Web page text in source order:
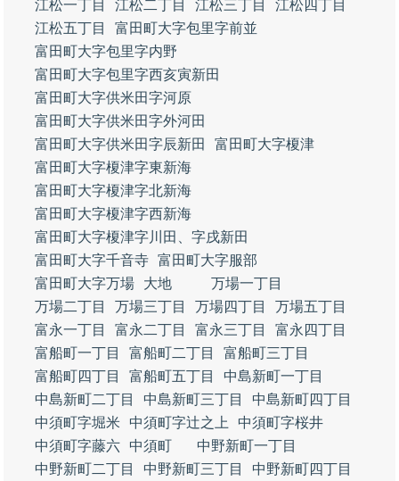
江松一丁目
江松二丁目 江松三丁目
江松四丁目
江松五丁目
富田町大字包里字前並
富田町大字包里字内野
富田町大字包里字西亥寅新田
富田町大字供米田字河原
富田町大字供米田字外河田
富田町大字供米田字辰新田
富田町大字榎津
富田町大字榎津字東新海
富田町大字榎津字北新海
富田町大字榎津字西新海
富田町大字榎津字川田、字戌新田
富田町大字千音寺 富田町大字服部
富田町大字万場
大地
万場一丁目
万場二丁目
万場三丁目 万場四丁目
万場五丁目
富永一丁目
富永二丁目 富永三丁目
富永四丁目
富船町一丁目
富船町二丁目
富船町三丁目
富船町四丁目
富船町五丁目
中島新町一丁目
中島新町二丁目
中島新町三丁目
中島新町四丁目
中須町字堀米
中須町字辻之上
中須町字桜井
中須町字藤六
中須町
中野新町一丁目
中野新町二丁目
中野新町三丁目
中野新町四丁目